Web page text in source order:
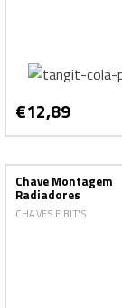
€12,89
Chave Montagem
Radiadores
CHAVES E BIT'S